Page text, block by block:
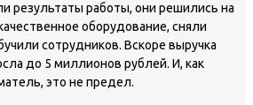
результаты работы, они решились на
оборудование, сняли
сотрудников. Вскоре выручка
до 5 миллионов рублей. И, как
это не предел.